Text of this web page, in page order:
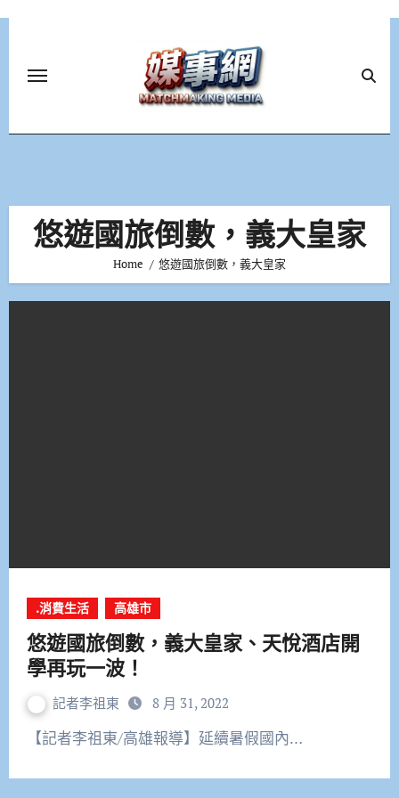
悠遊國旅倒數，義大皇家
Home 悠遊國旅倒數，義大皇家
.消費生活 高雄市
悠遊國旅倒數，義大皇家、天悅酒店開
學再玩一波！
記者李祖東 8 月 31, 2022
【記者李祖東/高雄報導】延續暑假國內…